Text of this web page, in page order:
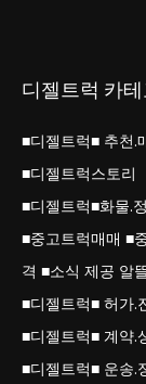
디젤트럭 카
■디젤트럭■ 추천.
■디젤트럭스토리
■디젤트럭■화물.
■중고트럭매매 ■
격 ■소식 제공 알
■디젤트럭■ 허가.
■디젤트럭■ 계약.
■디젤트럭■ 운송.